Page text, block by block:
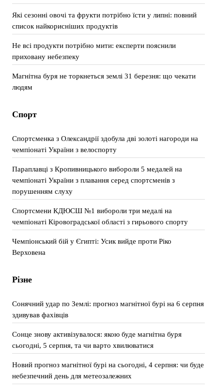
Які сезонні овочі та фрукти потрібно їсти у липні: повний
список найкорисніших продуктів
Не всі продукти потрібно мити: експерти пояснили
приховану небезпеку
Магнітна буря не торкнеться землі 31 березня: що чекати
людям
Спорт
Спортсменка з Олександрії здобула дві золоті нагороди на
чемпіонаті України з велоспорту
Параплавці з Кропивницького вибороли 5 медалей на
чемпіонаті України з плавання серед спортсменів з
порушенням слуху
Спортсмени КДЮСШ №1 вибороли три медалі на
чемпіонаті Кіровоградської області з гирьового спорту
Чемпіонський бій у Єгипті: Усик вийде проти Ріко
Верховена
Різне
Сонячний удар по Землі: прогноз магнітної бурі на 6 серпня
здивував фахівців
Сонце знову активізувалося: якою буде магнітна буря
сьогодні, 5 серпня, та чи варто хвилюватися
Новий прогноз магнітної бурі на сьогодні, 4 серпня: чи буде
небезпечний день для метеозалежних